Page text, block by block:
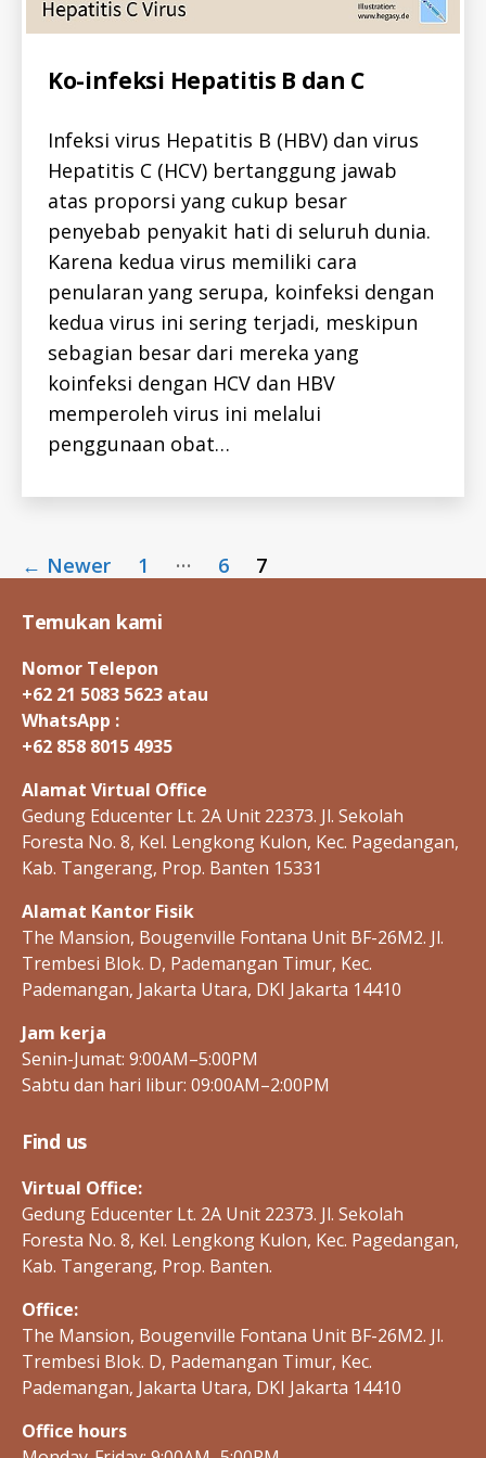
Categories
A
L
I
H
E
P
A
T
I
T
I
S
-
-
I
D
H
E
P
A
-
I
E
-
I
Ko-infeksi Hepatitis B dan C
Infeksi virus Hepatitis B (HBV) dan virus
Hepatitis C (HCV) bertanggung jawab
atas proporsi yang cukup besar
penyebab penyakit hati di seluruh dunia.
Karena kedua virus memiliki cara
penularan yang serupa, koinfeksi dengan
kedua virus ini sering terjadi, meskipun
sebagian besar dari mereka yang
koinfeksi dengan HCV dan HBV
memperoleh virus ini melalui
penggunaan obat…
Posts
← Newer 1 … 6 7
Temukan kami
Nomor Telepon
+62 21 5083 5623 atau
WhatsApp :
+62 858 8015 4935
Alamat Virtual Office
Gedung Educenter Lt. 2A Unit 22373. Jl. Sekolah
Foresta No. 8, Kel. Lengkong Kulon, Kec. Pagedangan,
Kab. Tangerang, Prop. Banten 15331
Alamat Kantor Fisik
The Mansion, Bougenville Fontana Unit BF-26M2. Jl.
Trembesi Blok. D, Pademangan Timur, Kec.
Pademangan, Jakarta Utara, DKI Jakarta 14410
Jam kerja
Senin-Jumat: 9:00AM–5:00PM
Sabtu dan hari libur: 09:00AM–2:00PM
Find us
Virtual Office:
Gedung Educenter Lt. 2A Unit 22373. Jl. Sekolah
Foresta No. 8, Kel. Lengkong Kulon, Kec. Pagedangan,
Kab. Tangerang, Prop. Banten.
Office:
The Mansion, Bougenville Fontana Unit BF-26M2. Jl.
Trembesi Blok. D, Pademangan Timur, Kec.
Pademangan, Jakarta Utara, DKI Jakarta 14410
Office hours